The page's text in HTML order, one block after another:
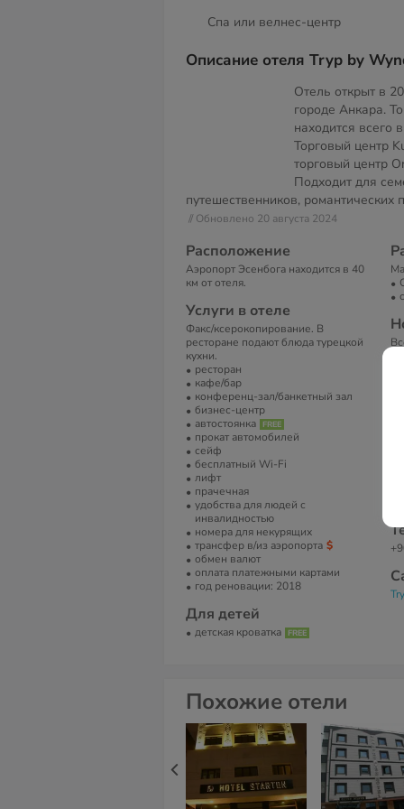
Спа или велнес-центр
Описание отеля Tryp by
Отель открыт в
городе Анкара.
находится всего
Торговый центр
торговый центр
Подходит для
путешественников, романтических
// Обновлено 20 августа 2024
Расположение
Аэропорт Эсенбога находится в 40
км от отеля.
Услуги в отеле
Факс/ксерокопирование. В
ресторане подают блюда турецкой
кухни.
ресторан
кафе/бар
конференц-зал/банкетный зал
бизнес-центр
автостоянка
прокат автомобилей
сейф
бесплатный Wi-Fi
лифт
прачечная
удобства для людей с
инвалидностью
номера для некурящих
трансфер в/из аэропорта
обмен валют
оплата платежными картами
год реновации: 2018
Для детей
детская кроватка
Похожие отели